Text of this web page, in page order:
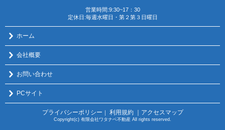
営業時間:9:30~17：30
定休日:毎週水曜日・第２第３日曜日
ホーム
会社概要
お問い合わせ
PCサイト
プライバシーポリシー ｜ 利用規約 ｜アクセスマップ
Copyright(c) 有限会社ワタナベ不動産 All rights reserved.